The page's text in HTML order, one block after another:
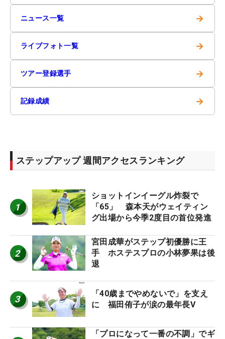
ニュース一覧 →
ライブフォト一覧 →
ツアー登録選手 →
記録成績 →
ステップアップ 週間アクセスランキング
1
ショットインイーグル炸裂で
「65」 森本天がウェイティン
グ出場から今季2度目の首位発進
2
宮田成華がステップ初優勝に王
手 ホステスプロの小林夢果は後
退
3
「40歳までやめないで」を支え
に 福田侑子が涙の最年長V
「プロになって一番の不調」でギ